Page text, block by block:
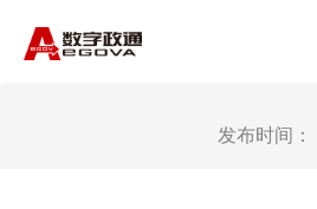
发布时间：